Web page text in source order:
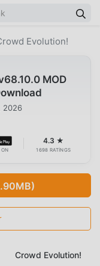
Evolution!
MOD
2026
ON
4.3 ★
1698 RATINGS
Crowd Evolution!